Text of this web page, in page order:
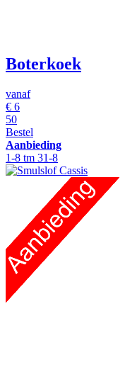
Boterkoek
vanaf
€ 6
50
Bestel
Aanbieding
1-8 tm 31-8